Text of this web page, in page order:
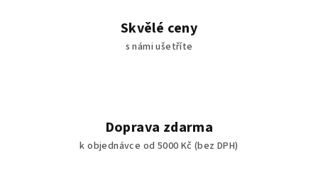
Skvělé ceny
s námi ušetříte
Doprava zdarma
k objednávce od 5000 Kč (bez DPH)